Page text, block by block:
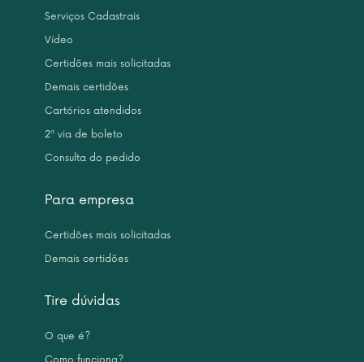
Serviços Cadastrais
Vídeo
Certidões mais solicitadas
Demais certidões
Cartórios atendidos
2ª via de boleto
Consulta do pedido
Para empresa
Certidões mais solicitadas
Demais certidões
Tire dúvidas
O que é?